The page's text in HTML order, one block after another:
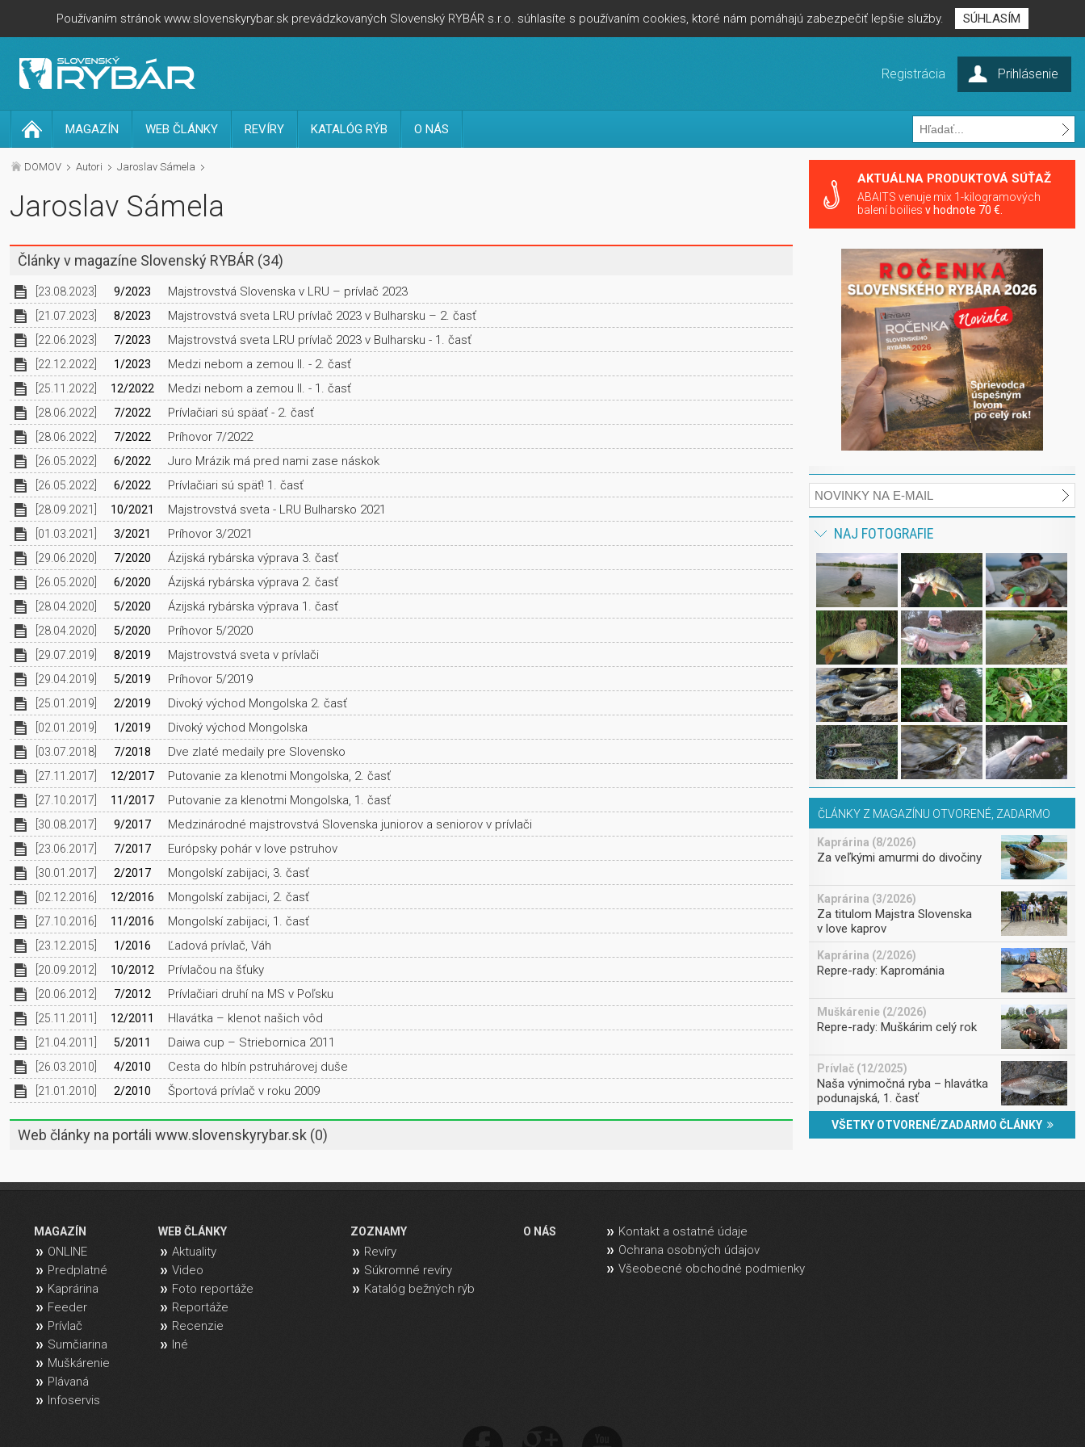
Používaním stránok www.slovenskyrybar.sk prevádzkovaných Slovenský RYBÁR s.r.o. súhlasíte s používaním cookies, ktoré nám pomáhajú zabezpečiť lepšie služby. SÚHLASÍM
Prihlásenie
Registrácia
MAGAZÍN WEB ČLÁNKY REVÍRY KATALÓG RÝB O NÁS
DOMOV Autori Jaroslav Sámela
Jaroslav Sámela
Články v magazíne Slovenský RYBÁR (34)
[23.08.2023] 9/2023 Majstrovstvá Slovenska v LRU – prívlač 2023
[21.07.2023] 8/2023 Majstrovstvá sveta LRU prívlač 2023 v Bulharsku – 2. časť
[22.06.2023] 7/2023 Majstrovstvá sveta LRU prívlač 2023 v Bulharsku - 1. časť
[22.12.2022] 1/2023 Medzi nebom a zemou II. - 2. časť
[25.11.2022] 12/2022 Medzi nebom a zemou II. - 1. časť
[28.06.2022] 7/2022 Prívlačiari sú späať - 2. časť
[28.06.2022] 7/2022 Príhovor 7/2022
[26.05.2022] 6/2022 Juro Mrázik má pred nami zase náskok
[26.05.2022] 6/2022 Prívlačiari sú späť! 1. časť
[28.09.2021] 10/2021 Majstrovstvá sveta - LRU Bulharsko 2021
[01.03.2021] 3/2021 Príhovor 3/2021
[29.06.2020] 7/2020 Ázijská rybárska výprava 3. časť
[26.05.2020] 6/2020 Ázijská rybárska výprava 2. časť
[28.04.2020] 5/2020 Ázijská rybárska výprava 1. časť
[28.04.2020] 5/2020 Príhovor 5/2020
[29.07.2019] 8/2019 Majstrovstvá sveta v prívlači
[29.04.2019] 5/2019 Príhovor 5/2019
[25.01.2019] 2/2019 Divoký východ Mongolska 2. časť
[02.01.2019] 1/2019 Divoký východ Mongolska
[03.07.2018] 7/2018 Dve zlaté medaily pre Slovensko
[27.11.2017] 12/2017 Putovanie za klenotmi Mongolska, 2. časť
[27.10.2017] 11/2017 Putovanie za klenotmi Mongolska, 1. časť
[30.08.2017] 9/2017 Medzinárodné majstrovstvá Slovenska juniorov a seniorov v prívlači
[23.06.2017] 7/2017 Európsky pohár v love pstruhov
[30.01.2017] 2/2017 Mongolskí zabijaci, 3. časť
[02.12.2016] 12/2016 Mongolskí zabijaci, 2. časť
[27.10.2016] 11/2016 Mongolskí zabijaci, 1. časť
[23.12.2015] 1/2016 Ľadová prívlač, Váh
[20.09.2012] 10/2012 Prívlačou na šťuky
[20.06.2012] 7/2012 Prívlačiari druhí na MS v Poľsku
[25.11.2011] 12/2011 Hlavátka – klenot našich vôd
[21.04.2011] 5/2011 Daiwa cup – Striebornica 2011
[26.03.2010] 4/2010 Cesta do hlbín pstruhárovej duše
[21.01.2010] 2/2010 Športová prívlač v roku 2009
Web články na portáli www.slovenskyrybar.sk (0)
AKTUÁLNA PRODUKTOVÁ SÚŤAŽ
ABAITS venuje mix 1-kilogramových
balení boilies v hodnote 70 €.
NAJ FOTOGRAFIE
ČLÁNKY Z MAGAZÍNU OTVORENÉ, ZADARMO
Kaprárina (8/2026)
Za veľkými amurmi do divočiny
Kaprárina (3/2026)
Za titulom Majstra Slovenska
v love kaprov
Kaprárina (2/2026)
Repre-rady: Kaprománia
Muškárenie (2/2026)
Repre-rady: Muškárim celý rok
Prívlač (12/2025)
Naša výnimočná ryba – hlavátka
podunajská, 1. časť
VŠETKY OTVORENÉ/ZADARMO ČLÁNKY
MAGAZÍN
ONLINE
Predplatné
Kaprárina
Feeder
Prívlač
Sumčiarina
Muškárenie
Plávaná
Infoservis
WEB ČLÁNKY
Aktuality
Video
Foto reportáže
Reportáže
Recenzie
Iné
ZOZNAMY
Revíry
Súkromné revíry
Katalóg bežných rýb
O NÁS
Kontakt a ostatné údaje
Ochrana osobných údajov
Všeobecné obchodné podmienky